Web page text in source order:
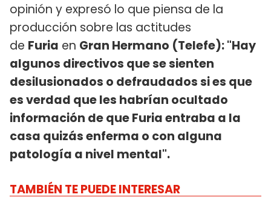
opinión y expresó lo que piensa de la
producción sobre las actitudes
de Furia en Gran Hermano (Telefe): "Hay
algunos directivos que se sienten
desilusionados o defraudados si es que
es verdad que les habrían ocultado
información de que Furia entraba a la
casa quizás enferma o con alguna
patología a nivel mental".
TAMBIÉN TE PUEDE INTERESAR